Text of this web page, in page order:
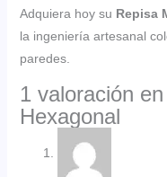
Adquiera hoy su Repisa
la ingeniería artesanal
paredes.
1 valoración en
Hexagonal